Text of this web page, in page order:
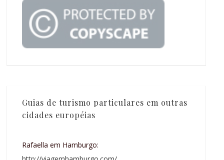
Guias de turismo particulares em outras
cidades européias
Rafaella em Hamburgo: